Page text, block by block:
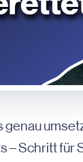
– Schritt für